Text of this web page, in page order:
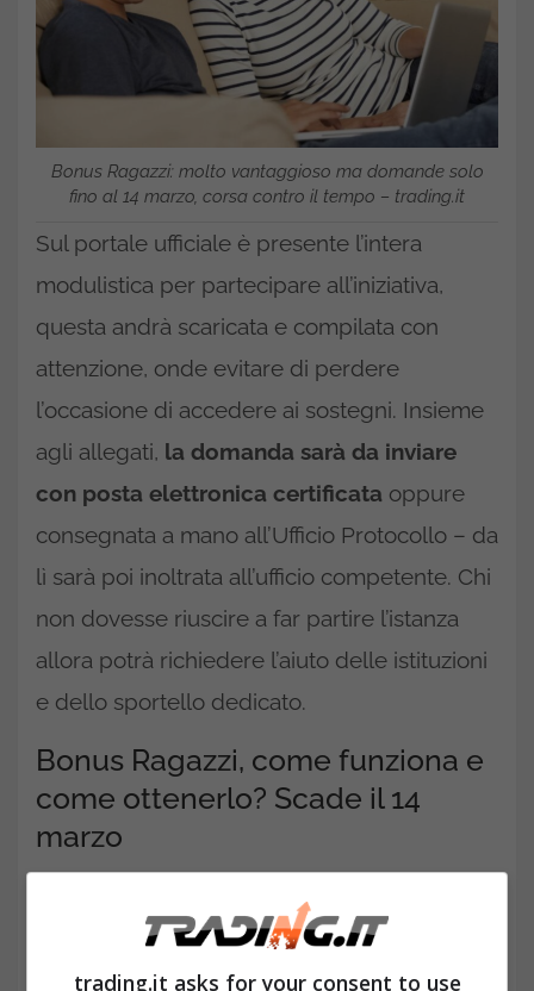
Bonus Ragazzi: molto vantaggioso ma domande solo
fino al 14 marzo, corsa contro il tempo – trading.it
Sul portale ufficiale è presente l’intera
modulistica per partecipare all’iniziativa,
questa andrà scaricata e compilata con
attenzione, onde evitare di perdere
l’occasione di accedere ai sostegni. Insieme
agli allegati, la domanda sarà da inviare
con posta elettronica certificata oppure
consegnata a mano all’Ufficio Protocollo – da
lì sarà poi inoltrata all’ufficio competente. Chi
non dovesse riuscire a far partire l’istanza
allora potrà richiedere l’aiuto delle istituzioni
e dello sportello dedicato.
Bonus Ragazzi, come funziona e
come ottenerlo? Scade il 14
marzo
trading.it asks for your consent to use